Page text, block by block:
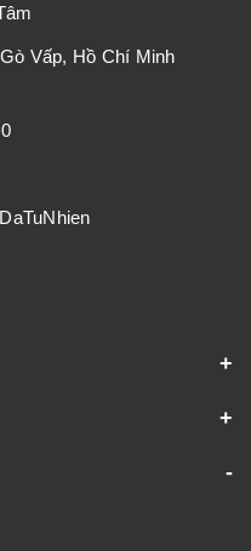
Vấp, Hồ Chí Minh